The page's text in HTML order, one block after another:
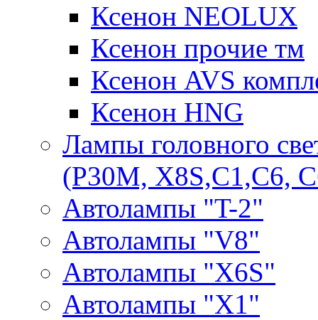
Ксенон NEOLUX
Ксенон прочие тм
Ксенон AVS
Ксенон HNG
Лампы головного
(P30M, X8S,С1,С6,
Автолампы "T-2"
Автолампы "V8"
Автолампы "X6S"
Автолампы "Х1"